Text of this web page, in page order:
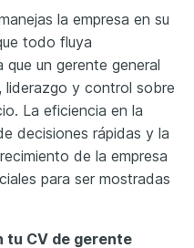
la empresa en su
todo fluya
un gerente general
liderazgo y control sobre
La eficiencia en la
decisiones rápidas y la
de la empresa
para ser mostradas
tu CV de gerente